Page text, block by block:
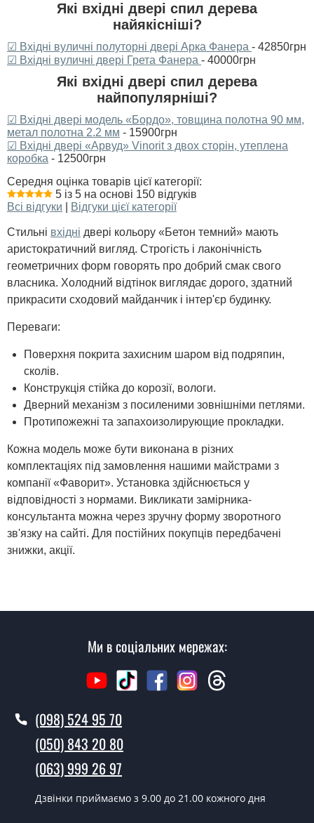
Які вхідні двері спил дерева
найякісніші?
☑ Вхідні вуличні полуторні двері Арка Фанера - 42850грн
☑ Вхідні вуличні двері Грета Фанера - 40000грн
Які вхідні двері спил дерева
найпопулярніші?
☑ Вхідні двері модель «Бордо», товщина полотна 90 мм,
метал полотна 2.2 мм - 15900грн
☑ Вхідні двері «Арвуд» Vinorit з двох сторін, утеплена
коробка - 12500грн
Середня оцінка товарів цієї категорії:
5 із 5 на основі 150 відгуків
Всі відгуки
Відгуки цієї категорії
Стильні вхідні двері кольору «Бетон темний» мають
аристократичний вигляд. Строгість і лаконічність
геометричних форм говорять про добрий смак свого
власника. Холодний відтінок виглядає дорого, здатний
прикрасити сходовий майданчик і інтер'єр будинку.
Переваги:
Поверхня покрита захисним шаром від подряпин,
сколів.
Конструкція стійка до корозії, вологи.
Дверний механізм з посиленими зовнішніми петлями.
Протипожежні та запахоизолирующие прокладки.
Кожна модель може бути виконана в різних
комплектаціях під замовлення нашими майстрами з
компанії «Фаворит». Установка здійснюється у
відповідності з нормами. Викликати замірника-
консультанта можна через зручну форму зворотного
зв'язку на сайті. Для постійних покупців передбачені
знижки, акції.
Ми в соціальних мережах:
(098) 524 95 70
(050) 843 20 80
(063) 999 26 97
Дзвінки приймаємо з 9.00 до 21.00 кожного дня